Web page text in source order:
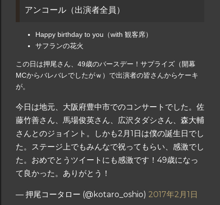
アンコール（出演者全員）
Happy birthday to you（with 観客席）
サフランの花火
この日は押尾さん、49歳のバースデー！サプライズ（開幕
MCからバレバレでしたがｗ）で出演者の皆さんからケーキ
が。
今日は地元、大阪府豊中市でのコンサートでした。佐
藤竹善さん、馬場俊英さん、広沢タダシさん、森大輔
さんとのジョイント。しかも2月1日は僕の誕生日でし
た。ステージ上でもみんなで祝ってもらい、感激でし
た。おめでとうツイートにも感激です！49歳になっ
て良かった。ありがとう！
— 押尾コータロー (@kotaro_oshio) 2017年2月1日